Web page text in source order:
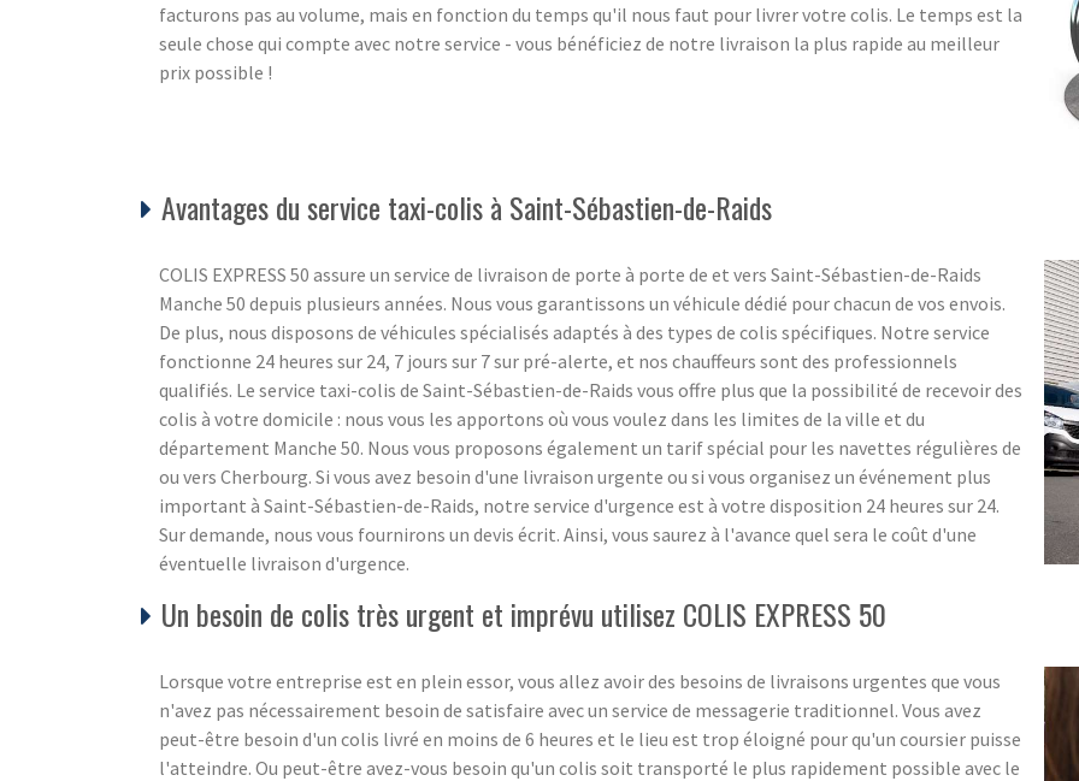
facturons pas au volume, mais en fonction du temps qu'il nous faut pour livrer votre colis. Le temps est la
seule chose qui compte avec notre service - vous bénéficiez de notre livraison la plus rapide au meilleur
prix possible !
Avantages du service taxi-colis à Saint-Sébastien-de-Raids
COLIS EXPRESS 50 assure un service de livraison de porte à porte de et vers Saint-Sébastien-de-Raids
Manche 50 depuis plusieurs années. Nous vous garantissons un véhicule dédié pour chacun de vos envois.
De plus, nous disposons de véhicules spécialisés adaptés à des types de colis spécifiques. Notre service
fonctionne 24 heures sur 24, 7 jours sur 7 sur pré-alerte, et nos chauffeurs sont des professionnels
qualifiés. Le service taxi-colis de Saint-Sébastien-de-Raids vous offre plus que la possibilité de recevoir des
colis à votre domicile : nous vous les apportons où vous voulez dans les limites de la ville et du
département Manche 50. Nous vous proposons également un tarif spécial pour les navettes régulières de
ou vers Cherbourg. Si vous avez besoin d'une livraison urgente ou si vous organisez un événement plus
important à Saint-Sébastien-de-Raids, notre service d'urgence est à votre disposition 24 heures sur 24.
Sur demande, nous vous fournirons un devis écrit. Ainsi, vous saurez à l'avance quel sera le coût d'une
éventuelle livraison d'urgence.
Un besoin de colis très urgent et imprévu utilisez COLIS EXPRESS 50
Lorsque votre entreprise est en plein essor, vous allez avoir des besoins de livraisons urgentes que vous
n'avez pas nécessairement besoin de satisfaire avec un service de messagerie traditionnel. Vous avez
peut-être besoin d'un colis livré en moins de 6 heures et le lieu est trop éloigné pour qu'un coursier puisse
l'atteindre. Ou peut-être avez-vous besoin qu'un colis soit transporté le plus rapidement possible avec le